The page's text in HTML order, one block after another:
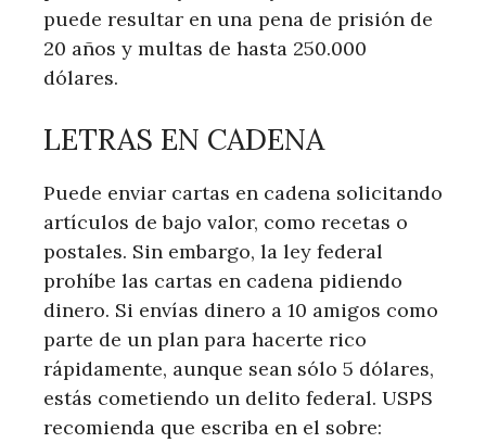
puede resultar en una pena de prisión de
20 años y multas de hasta 250.000
dólares.
LETRAS EN CADENA
Puede enviar cartas en cadena solicitando
artículos de bajo valor, como recetas o
postales. Sin embargo, la ley federal
prohíbe las cartas en cadena pidiendo
dinero. Si envías dinero a 10 amigos como
parte de un plan para hacerte rico
rápidamente, aunque sean sólo 5 dólares,
estás cometiendo un delito federal. USPS
recomienda que escriba en el sobre: ​​